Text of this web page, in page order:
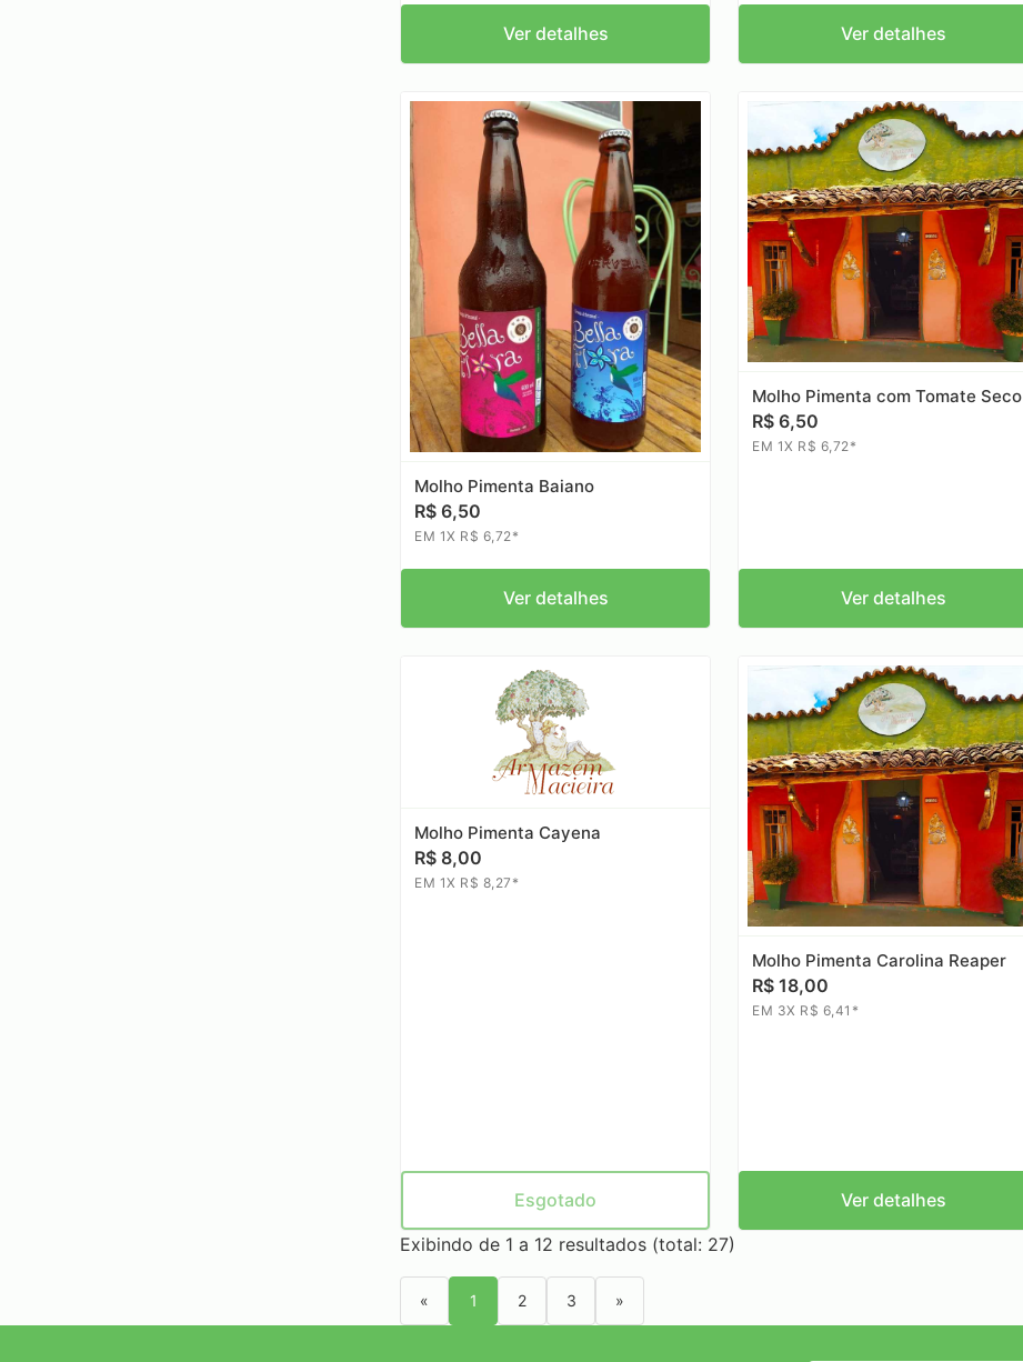
Ver detalhes Ver detalhes
Molho Pimenta Baiano
R$ 6,50
EM 1X R$ 6,72*
Ver detalhes
Molho Pimenta com Tomate Seco
R$ 6,50
EM 1X R$ 6,72*
Ver detalhes
Molho Pimenta Cayena
R$ 8,00
EM 1X R$ 8,27*
Esgotado
Molho Pimenta Carolina Reaper
R$ 18,00
EM 3X R$ 6,41*
Ver detalhes
Exibindo de 1 a 12 resultados (total: 27)
« 1 2 3 »